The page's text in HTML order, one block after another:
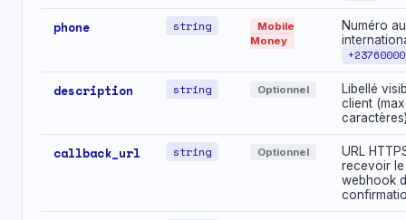
phone string
Mobile
Money
Numéro
description string Optionnel
Libellé
client
callback_url string Optionnel
URL
recevoir le
webhook